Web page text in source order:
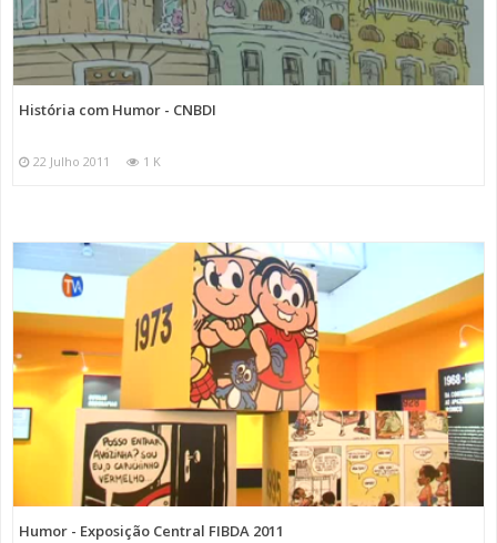
História com Humor - CNBDI
22 Julho 2011 1 K
Humor - Exposição Central FIBDA 2011